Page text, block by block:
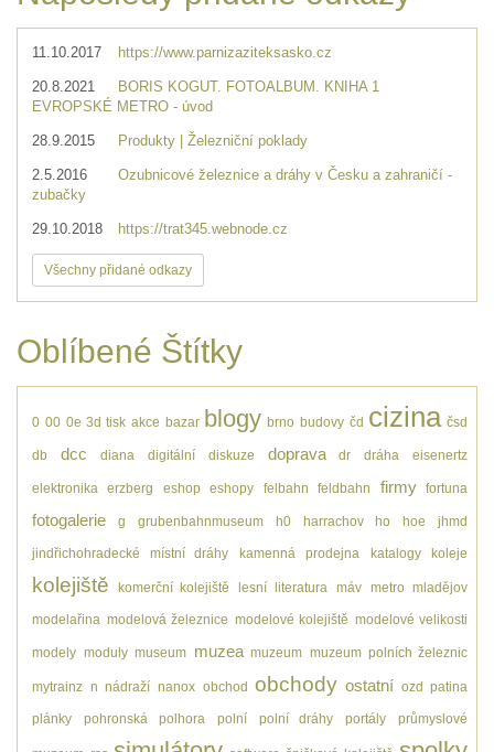
11.10.2017 https://www.parnizaziteksasko.cz
20.8.2021
BORIS KOGUT. FOTOALBUM. KNIHA 1
EVROPSKÉ METRO - úvod
28.9.2015 Produkty | Železniční poklady
2.5.2016
Ozubnicové železnice a dráhy v Česku a zahraničí -
zubačky
29.10.2018 https://trat345.webnode.cz
Všechny přidané odkazy
Oblíbené Štítky
0 00 0e 3d tisk akce bazar blogy brno budovy čd cizina čsd
db dcc diana digitální diskuze doprava dr dráha eisenertz
elektronika erzberg eshop eshopy felbahn feldbahn firmy fortuna
fotogalerie g grubenbahnmuseum h0 harrachov ho hoe jhmd
jindřichohradecké místní dráhy kamenná prodejna katalogy koleje
kolejiště komerční kolejiště lesní literatura máv metro mladějov
modelařina modelová železnice modelové kolejiště modelové velikosti
modely moduly museum muzea muzeum muzeum polních železnic
mytrainz n nádraží nanox obchod obchody ostatní ozd patina
plánky pohronská polhora polní polní dráhy portály průmyslové